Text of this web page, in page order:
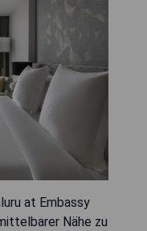
at Embassy
Nähe zu